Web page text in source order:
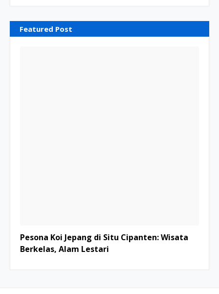
Featured Post
Pesona Koi Jepang di Situ Cipanten: Wisata
Berkelas, Alam Lestari